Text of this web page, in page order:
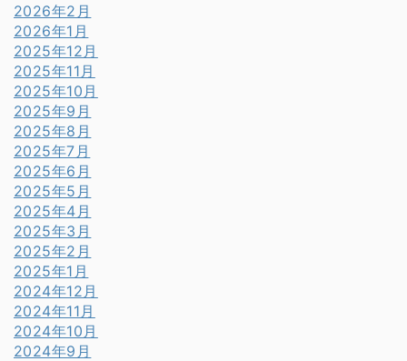
2026年2月
2026年1月
2025年12月
2025年11月
2025年10月
2025年9月
2025年8月
2025年7月
2025年6月
2025年5月
2025年4月
2025年3月
2025年2月
2025年1月
2024年12月
2024年11月
2024年10月
2024年9月